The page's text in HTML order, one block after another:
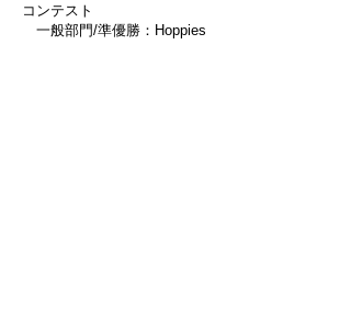
コンテスト
一般部門/準優勝 ：Hoppies